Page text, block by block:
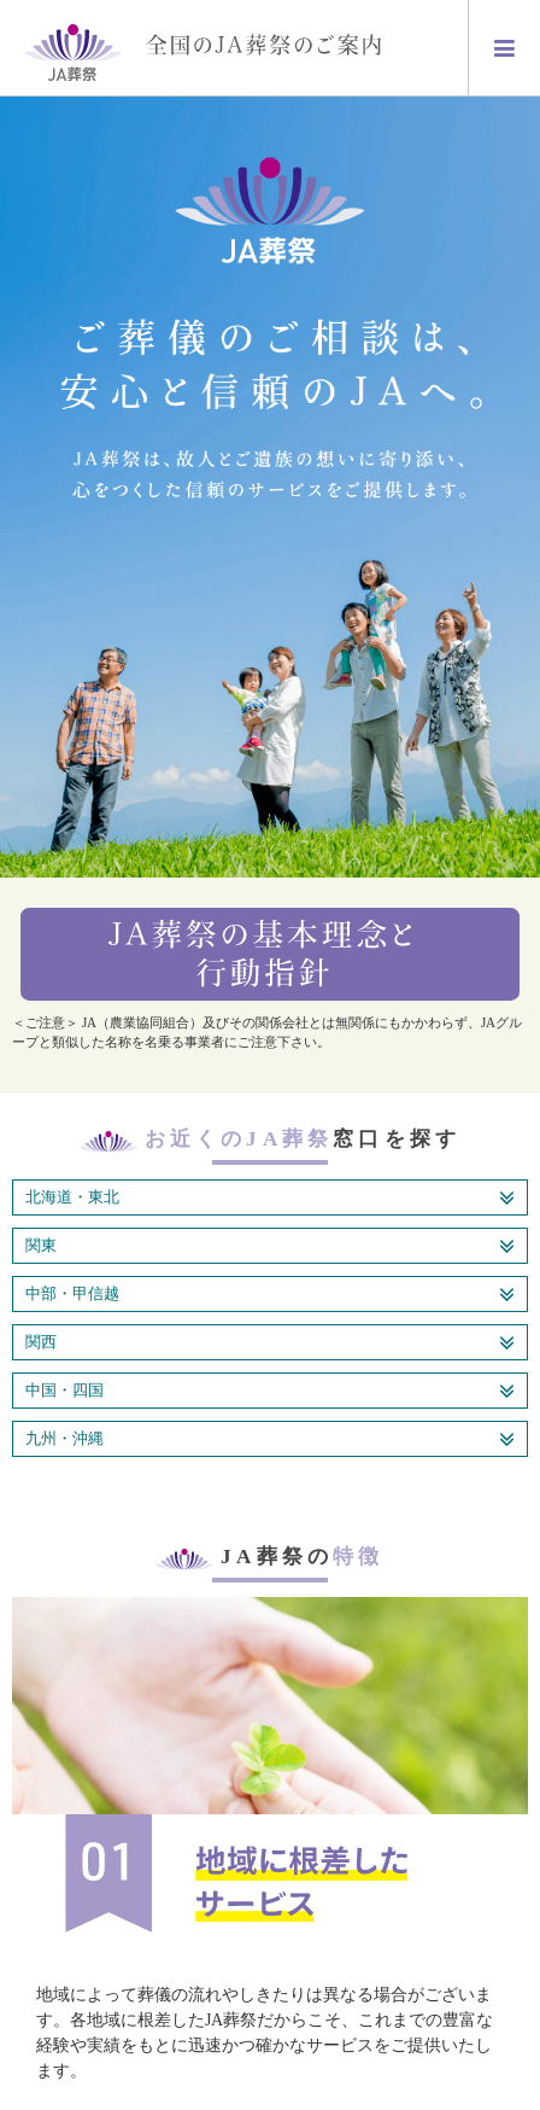
＜ご注意＞ JA（農業協同組合）及びその関係会社とは無関係にもかかわらず、JAグル
ープと類似した名称を名乗る事業者にご注意下さい。
お近くのJA葬祭 窓口を探す
北海道・東北
関東
中部・甲信越
関西
中国・四国
九州・沖縄
JA葬祭の特徴
地域によって葬儀の流れやしきたりは異なる場合がございま
す。各地域に根差したJA葬祭だからこそ、これまでの豊富な
経験や実績をもとに迅速かつ確かなサービスをご提供いたし
ます。